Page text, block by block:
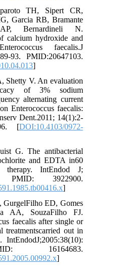
TH, Sipert CR,
Garcia RB, Bramante
Bernardineli N.
calcium hydroxide and
faecalis.J
93. PMID:20647103.
Shetty V. An evaluation
of 3% sodium
alternating current
Enterococcus faecalis:
Dent.2011; 14(1):2-
[DOI:10.4103/0972-
G. The antibacterial
and EDTA in60
therapy. IntEndod J;
PMID: 3922900.
GurgelFilho ED, Gomes
AA, SouzaFilho FJ.
faecalis after single or
treatmentscarried out in
IntEndodJ;2005:38(10):
16164683.